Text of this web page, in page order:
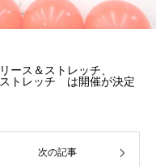
ース＆ストレッチ、
ストレッチ は開催が決定
次の記事